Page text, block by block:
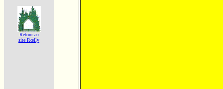
Retour au
site Rœlly